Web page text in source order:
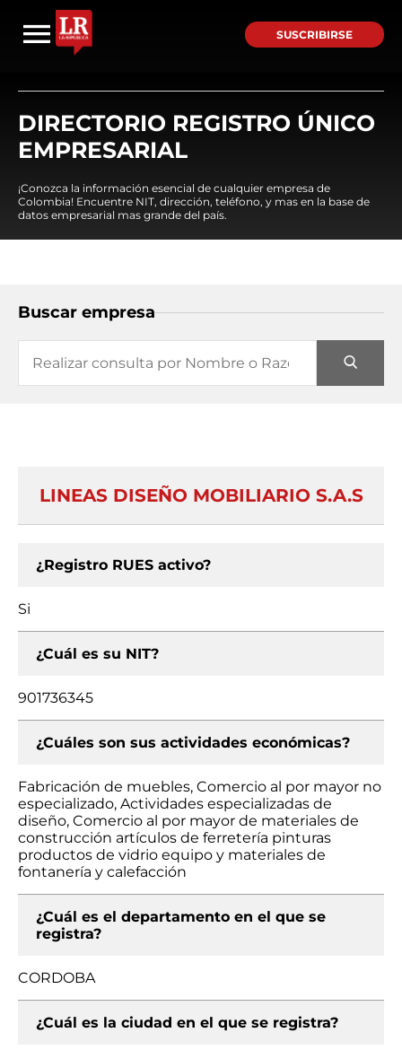
SUSCRIBIRSE
DIRECTORIO REGISTRO ÚNICO
EMPRESARIAL
¡Conozca la información esencial de cualquier empresa de
Colombia! Encuentre NIT, dirección, teléfono, y mas en la base de
datos empresarial mas grande del país.
Buscar empresa
LINEAS DISEÑO MOBILIARIO S.A.S
¿Registro RUES activo?
Si
¿Cuál es su NIT?
901736345
¿Cuáles son sus actividades económicas?
Fabricación de muebles, Comercio al por mayor no
especializado, Actividades especializadas de
diseño, Comercio al por mayor de materiales de
construcción artículos de ferretería pinturas
productos de vidrio equipo y materiales de
fontanería y calefacción
¿Cuál es el departamento en el que se
registra?
CORDOBA
¿Cuál es la ciudad en el que se registra?